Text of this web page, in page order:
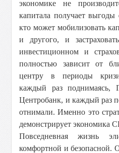
экономике не
капитала получает выгоды
кто может мобилизовать
и другого, и
инвестиционном и
полностью зависит от
центру в периоды
каждый раз поднимаясь,
Центробанк, и каждый раз
отнимали. Именно это
демонстрирует экономика
Повседневная жизнь
комфортной и безопасной.